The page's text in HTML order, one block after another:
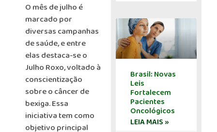
O mês de julho é
marcado por
diversas campanhas
de saúde, e entre
elas destaca-se o
Julho Roxo, voltado à
conscientização
sobre o câncer de
bexiga. Essa
iniciativa tem como
objetivo principal
Brasil: Novas
Leis
Fortalecem
Pacientes
Oncológicos
LEIA MAIS »